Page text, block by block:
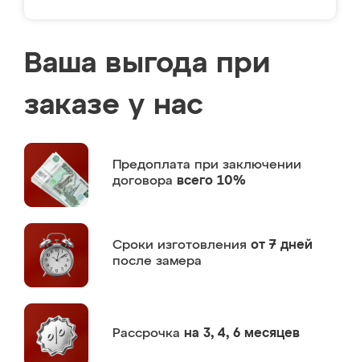
Ваша выгода при
заказе у нас
Предоплата при заключении
договора всего 10%
Сроки изготовления от 7 дней
после замера
Рассрочка на 3, 4, 6 месяцев